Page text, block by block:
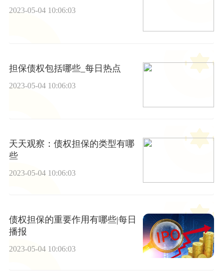
2023-05-04 10:06:03
担保债权包括哪些_每日热点
2023-05-04 10:06:03
天天观察：债权担保的类型有哪
些
2023-05-04 10:06:03
债权担保的重要作用有哪些|每日
播报
2023-05-04 10:06:03